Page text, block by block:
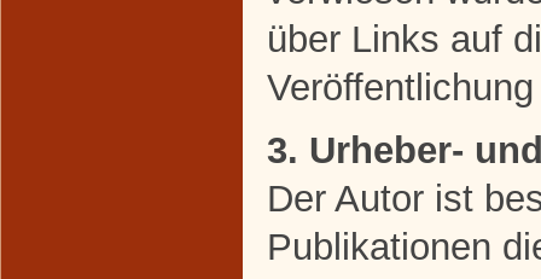
über Links auf
3. Urheber-
Der Autor ist
Publikationen